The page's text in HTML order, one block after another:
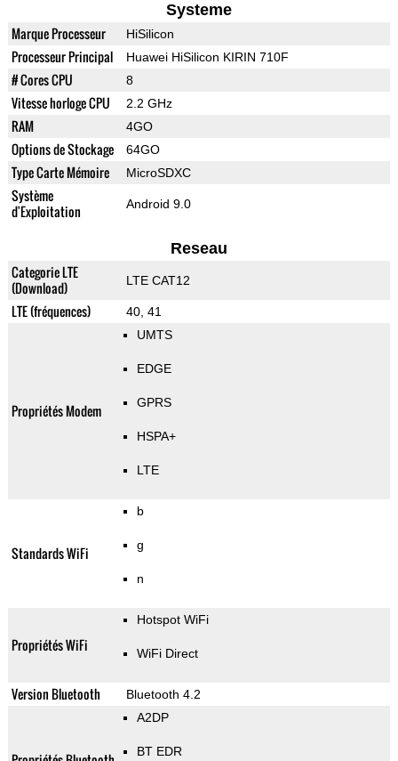
Systeme
Marque Processeur HiSilicon
Processeur Principal Huawei HiSilicon KIRIN 710F
# Cores CPU 8
Vitesse horloge CPU 2.2 GHz
RAM 4GO
Options de Stockage 64GO
Type Carte Mémoire MicroSDXC
Système
d'Exploitation
Android 9.0
Reseau
Categorie LTE
(Download)
LTE CAT12
LTE (fréquences) 40, 41
Propriétés Modem
UMTS
EDGE
GPRS
HSPA+
LTE
Standards WiFi
b
g
n
Propriétés WiFi
Hotspot WiFi
WiFi Direct
Version Bluetooth Bluetooth 4.2
A2DP
BT EDR